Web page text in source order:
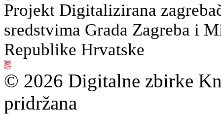
Projekt Digitalizirana
sredstvima Grada Zagreba i
Republike Hrvatske
© 2026 Digitalne zbirke
pridržana